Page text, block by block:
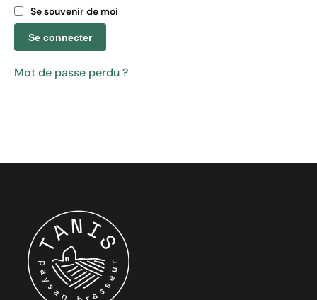
Se souvenir de moi
Se connecter
Mot de passe perdu ?